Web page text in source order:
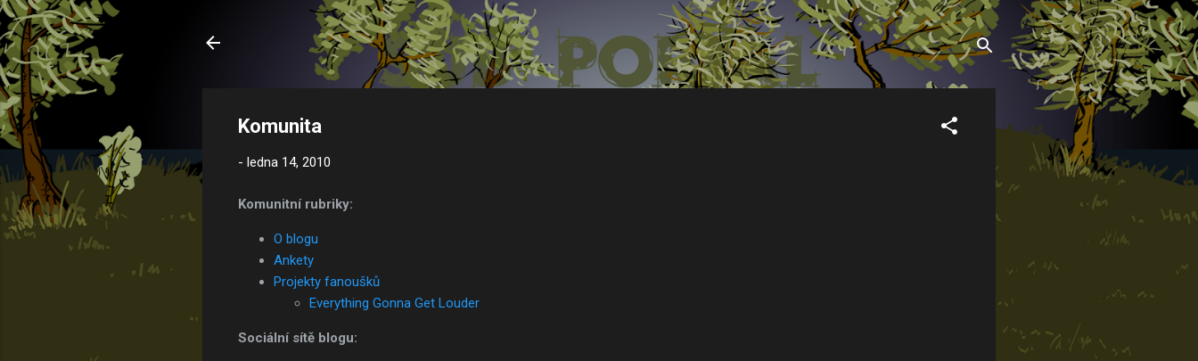
Přeskočit na hlavní obsah
Komunita
- ledna 14, 2010
Komunitní rubriky:
O blogu
Ankety
Projekty fanoušků
Everything Gonna Get Louder
Sociální sítě blogu: